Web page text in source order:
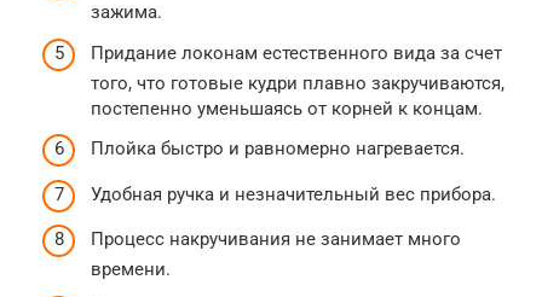
зажима.
Придание локонам естественного вида за счет
того, что готовые кудри плавно закручиваются,
постепенно уменьшаясь от корней к концам.
Плойка быстро и равномерно нагревается.
Удобная ручка и незначительный вес прибора.
Процесс накручивания не занимает много
времени.